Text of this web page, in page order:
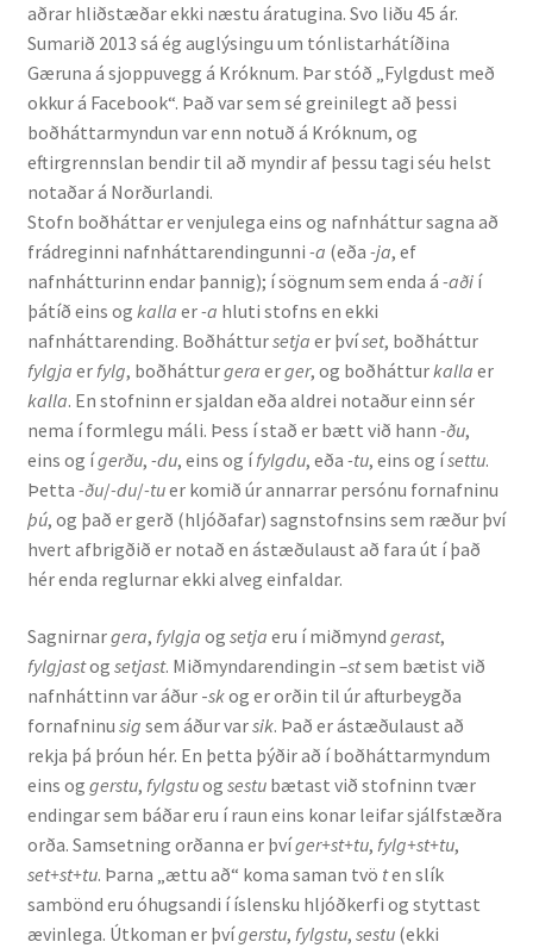
Kennsluefni
Yfirlit um kennslu
Stjórnun
Innan Háskólans
Samstarfsverkefni
Styrkir og verðlaun
Utan Háskólans
Verkefnisstjórn
Þjónusta
Rannsóknir
Máltækni
Orðalyklar og orðafar
Orðhlutafræði
Samtímasetningafræði
Söguleg setningafræði
aðrar hliðstæðar ekki næstu áratugina. Svo liðu 45 ár.
Sumarið 2013 sá ég auglýsingu um tónlistarhátíðina
Gæruna á sjoppuvegg á Króknum. Þar stóð „Fylgdust með
okkur á Facebook“. Það var sem sé greinilegt að þessi
boðháttarmyndun var enn notuð á Króknum, og
eftirgrennslan bendir til að myndir af þessu tagi séu helst
notaðar á Norðurlandi.
Stofn boðháttar er venjulega eins og nafnháttur sagna að
frádreginni nafnháttarendingunni -a (eða -ja, ef
nafnhátturinn endar þannig); í sögnum sem enda á -aðií
þátíð eins og kalla er-a hluti stofns en ekki
nafnháttarending. Boðháttursetja er þvíset, boðháttur
fylgja erfylg, boðhátturgera erger, og boðhátturkalla er
kalla. En stofninn er sjaldan eða aldrei notaður einn sér
nema í formlegu máli. Þess í stað er bætt við hann -ðu,
eins og ígerðu, -du, eins og ífylgdu, eða -tu, eins og ísettu.
Þetta -ðu/-du/-tuer komið úr annarrar persónu fornafninu
þú, og það er gerð (hljóðafar) sagnstofnsins sem ræður því
hvert afbrigðið er notað en ástæðulaust að fara út í það
hér enda reglurnar ekki alveg einfaldar.
Sagnirnargera, fylgja og setja eru í miðmynd gerast,
fylgjastog setjast. Miðmyndarendingin –stsem bætist við
nafnháttinn var áður -skog er orðin til úr afturbeygða
fornafninu sig sem áður varsik. Það er ástæðulaust að
rekja þá þróun hér. En þetta þýðir að í boðháttarmyndum
eins og gerstu, fylgstuog sestubætast við stofninn tvær
endingar sem báðar eru í raun eins konar leifar sjálfstæðra
orða. Samsetning orðanna er þvíger+st+tu, fylg+st+tu,
set+st+tu. Þarna „ættu að“ koma saman tvö ten slík
sambönd eru óhugsandi í íslensku hljóðkerfi og styttast
ævinlega. Útkoman er þvígerstu, fylgstu, sestu(ekki